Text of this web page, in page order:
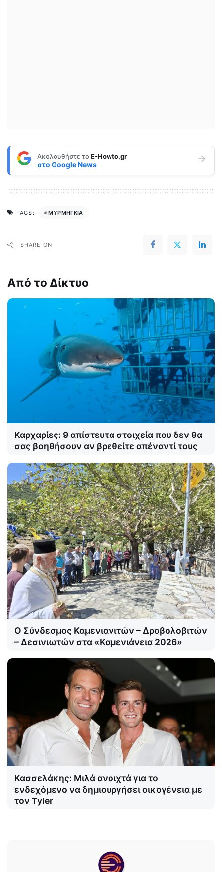
Ακολουθήστε τοE-Howto.gr
στο Google News
TAGS: ΜΥΡΜΗΓΚΙΑ
SHARE ON
Από το Δίκτυο
Καρχαρίες: 9 απίστευτα στοιχεία που δεν θα
σας βοηθήσουν αν βρεθείτε απέναντί τους
Ο Σύνδεσμος Καμενιανιτών – Δροβολοβιτών
– Δεσινιωτών στα «Καμενιάνεια 2026»
Κασσελάκης: Μιλά ανοιχτά για το
ενδεχόμενο να δημιουργήσει οικογένεια με
τον Tyler